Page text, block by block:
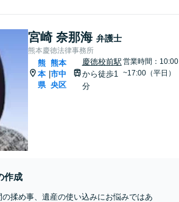
宮崎 奈那海 弁護士
熊本慶徳法律事務所
熊
本
県
熊本
市中
央区
慶徳校前駅
から徒歩1
分
営業時間：10:00
~17:00（平日）
作成
の揉め事、遺産の使い込みにお悩みではあ